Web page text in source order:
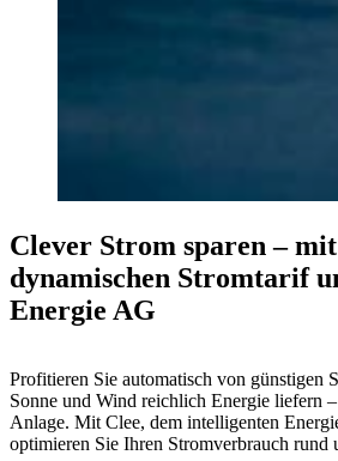
Clever Strom sparen –
dynamischen Stromtarif
Energie AG
Profitieren Sie automatisch von günstigen
Sonne und Wind reichlich Energie liefern
Anlage. Mit Clee, dem intelligenten
optimieren Sie Ihren Stromverbrauch rund